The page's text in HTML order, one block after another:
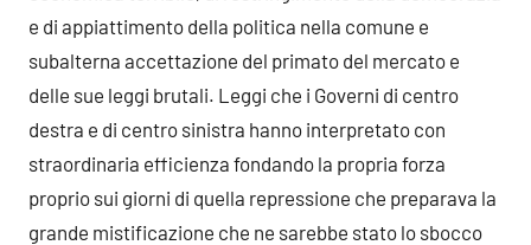
e di appiattimento della politica nella comune e
subalterna accettazione del primato del mercato e
delle sue leggi brutali. Leggi che i Governi di centro
destra e di centro sinistra hanno interpretato con
straordinaria efficienza fondando la propria forza
proprio sui giorni di quella repressione che preparava la
grande mistificazione che ne sarebbe stato lo sbocco